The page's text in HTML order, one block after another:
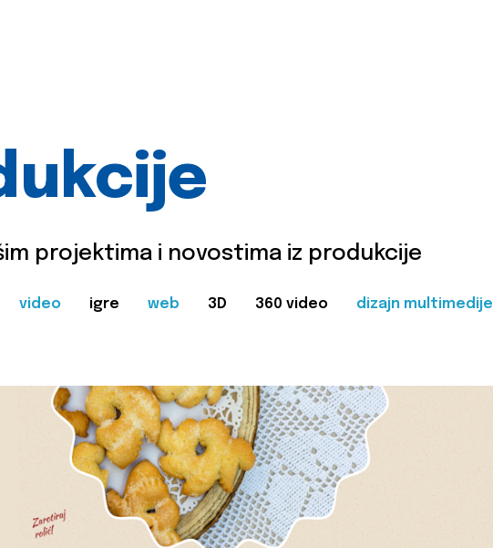
projektima i novostima iz produkcije
video igre web 3D 360 video dizajn multimedije